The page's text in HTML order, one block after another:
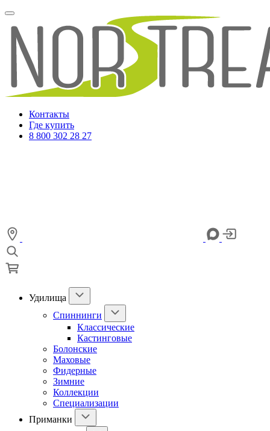
Контакты
Где купить
8 800 302 28 27
Удилища
Спиннинги
Классические
Кастинговые
Болонские
Маховые
Фидерные
Зимние
Коллекции
Специализации
Приманки